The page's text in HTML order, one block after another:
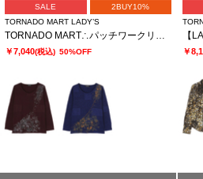
SALE
2BUY10%
TORNADO MART LADY’S
TORNADO MART∴パッチワークリンクスプリントカットソー
￥7,040(税込) 50%OFF ￥